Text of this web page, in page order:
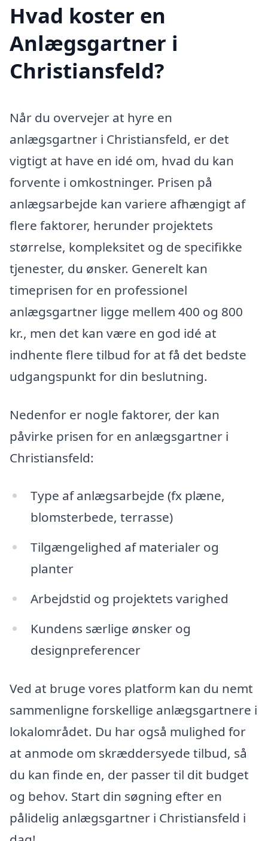
Hvad koster en
Anlægsgartner i
Christiansfeld?
Når du overvejer at hyre en
anlægsgartner i Christiansfeld, er det
vigtigt at have en idé om, hvad du kan
forvente i omkostninger. Prisen på
anlægsarbejde kan variere afhængigt af
flere faktorer, herunder projektets
størrelse, kompleksitet og de specifikke
tjenester, du ønsker. Generelt kan
timeprisen for en professionel
anlægsgartner ligge mellem 400 og 800
kr., men det kan være en god idé at
indhente flere tilbud for at få det bedste
udgangspunkt for din beslutning.
Nedenfor er nogle faktorer, der kan
påvirke prisen for en anlægsgartner i
Christiansfeld:
Type af anlægsarbejde (fx plæne,
blomsterbede, terrasse)
Tilgængelighed af materialer og
planter
Arbejdstid og projektets varighed
Kundens særlige ønsker og
designpreferencer
Ved at bruge vores platform kan du nemt
sammenligne forskellige anlægsgartnere i
lokalområdet. Du har også mulighed for
at anmode om skræddersyede tilbud, så
du kan finde en, der passer til dit budget
og behov. Start din søgning efter en
pålidelig anlægsgartner i Christiansfeld i